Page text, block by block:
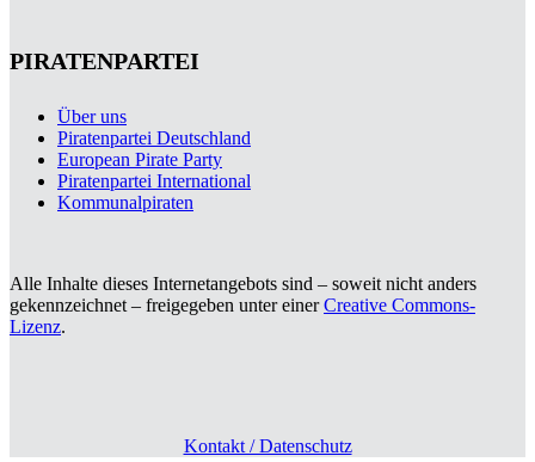
PIRATENPARTEI
Über uns
Piratenpartei Deutschland
European Pirate Party
Piratenpartei International
Kommunalpiraten
Alle Inhalte dieses Internetangebots sind – soweit nicht anders
gekennzeichnet – freigegeben unter einerCreative Commons-
Lizenz.
Kontakt / Datenschutz